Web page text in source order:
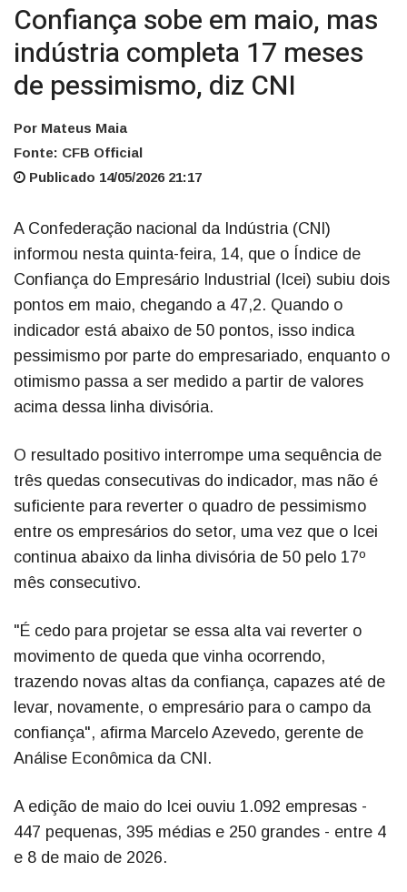
Confiança sobe em maio, mas
indústria completa 17 meses
de pessimismo, diz CNI
Por Mateus Maia
Fonte: CFB Official
Publicado 14/05/2026 21:17
A Confederação nacional da Indústria (CNI)
informou nesta quinta-feira, 14, que o Índice de
Confiança do Empresário Industrial (Icei) subiu dois
pontos em maio, chegando a 47,2. Quando o
indicador está abaixo de 50 pontos, isso indica
pessimismo por parte do empresariado, enquanto o
otimismo passa a ser medido a partir de valores
acima dessa linha divisória.
O resultado positivo interrompe uma sequência de
três quedas consecutivas do indicador, mas não é
suficiente para reverter o quadro de pessimismo
entre os empresários do setor, uma vez que o Icei
continua abaixo da linha divisória de 50 pelo 17º
mês consecutivo.
"É cedo para projetar se essa alta vai reverter o
movimento de queda que vinha ocorrendo,
trazendo novas altas da confiança, capazes até de
levar, novamente, o empresário para o campo da
confiança", afirma Marcelo Azevedo, gerente de
Análise Econômica da CNI.
A edição de maio do Icei ouviu 1.092 empresas -
447 pequenas, 395 médias e 250 grandes - entre 4
e 8 de maio de 2026.